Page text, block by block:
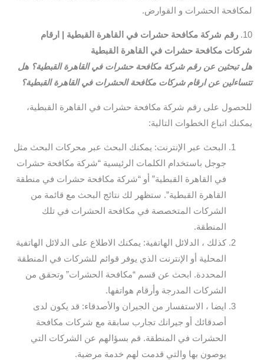
لمكافحة الحشرات و القوارض.
10. رقم شركة مكافحة حشرات في القاهرة القبطية | ارقام
شركات مكافحة حشرات في القاهرة القبطية
هل تبحثين عن رقم شركة مكافحة حشرات في القاهرة القبطية؟ هل
تتساءلين عن ارقام شركات مكافحة الحشرات في القاهرة القبطية؟
للحصول على رقم شركة مكافحة حشرات في القاهرة القبطية،
يمكنك اتباع الخطوات التالية:
البحث عبر الإنترنت: يمكنك البحث عبر محركات البحث مثل
جوجل باستخدام الكلمات الرئيسية “شركة مكافحة حشرات
في القاهرة القبطية” أو “شركة مكافحة حشرات في منطقة
القاهرة القبطية”. ستظهر لك نتائج البحث مع قائمة من
الشركات المتخصصة في مكافحة الحشرات في تلك
المنطقة.
كذلك ، الدلائل الهاتفية: يمكنك الاطلاع على الدلائل الهاتفية
المحلية أو الإنترنت الذي يوفر قوائم للشركات في المنطقة
المحددة. ابحث عن قسم “مكافحة الحشرات” وتحقق من
الشركات المدرجة وأرقام هواتفها.
ايضا ، الاستفسار من الجيران والأصدقاء: قد يكون لدى
أصدقائك أو جيرانك تجارب سابقة مع شركات مكافحة
الحشرات في المنطقة. قم بسؤالهم عن الشركات التي
يوصون بها والتي قدمت لهم خدمة مرضية.